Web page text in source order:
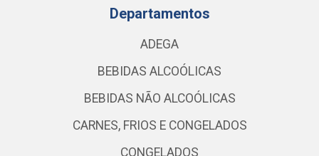
Departamentos
ADEGA
BEBIDAS ALCOÓLICAS
BEBIDAS NÃO ALCOÓLICAS
CARNES, FRIOS E CONGELADOS
CONGELADOS